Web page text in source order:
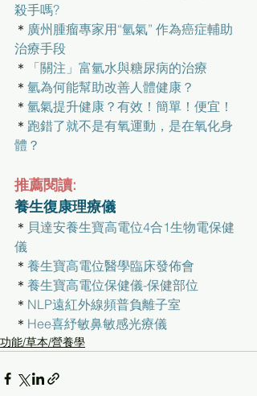
殺手嗎?
＊ 廣州腫瘤專家用“氫氣” 作為癌症輔助
治療手段
＊
「關注」富氫水與糖尿病的治療
＊ 氫為何能幫助改善人體健康？
＊ 氫氣提升健康？有效！簡單！便宜！
＊ 跑錯了就不是有氧運動，是在氧化身
體？
推薦閱讀:
養生復康理療儀
＊ 貝達安養生寶高電位4合1生物電保健
儀
＊ 養生寶高電位醫學臨床發佈會
＊ 養生寶高電位保健儀-保健部位
＊ NLP遠紅外線頻普負離子室
＊ Hee喜紓敏鼻敏感光療儀
功能/草本/營養學